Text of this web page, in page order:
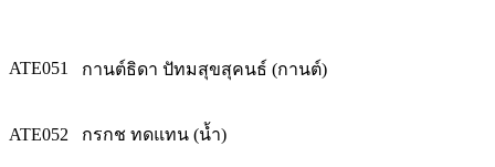
ATE051 กานต์ธิดา ปัทมสุขสุคนธ์ (กานต์)
ATE052 กรกช ทดแทน (น้ำ)